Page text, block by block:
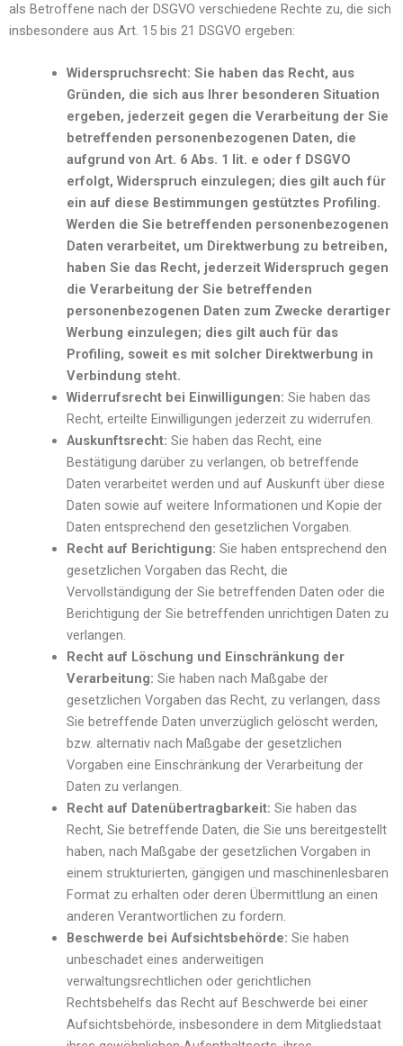
als Betroffene nach der DSGVO verschiedene Rechte zu, die sich
insbesondere aus Art. 15 bis 21 DSGVO ergeben:
Widerspruchsrecht: Sie haben das Recht, aus
Gründen, die sich aus Ihrer besonderen Situation
ergeben, jederzeit gegen die Verarbeitung der Sie
betreffenden personenbezogenen Daten, die
aufgrund von Art. 6 Abs. 1 lit. e oder f DSGVO
erfolgt, Widerspruch einzulegen; dies gilt auch für
ein auf diese Bestimmungen gestütztes Profiling.
Werden die Sie betreffenden personenbezogenen
Daten verarbeitet, um Direktwerbung zu betreiben,
haben Sie das Recht, jederzeit Widerspruch gegen
die Verarbeitung der Sie betreffenden
personenbezogenen Daten zum Zwecke derartiger
Werbung einzulegen; dies gilt auch für das
Profiling, soweit es mit solcher Direktwerbung in
Verbindung steht.
Widerrufsrecht bei Einwilligungen: Sie haben das
Recht, erteilte Einwilligungen jederzeit zu widerrufen.
Auskunftsrecht: Sie haben das Recht, eine
Bestätigung darüber zu verlangen, ob betreffende
Daten verarbeitet werden und auf Auskunft über diese
Daten sowie auf weitere Informationen und Kopie der
Daten entsprechend den gesetzlichen Vorgaben.
Recht auf Berichtigung: Sie haben entsprechend den
gesetzlichen Vorgaben das Recht, die
Vervollständigung der Sie betreffenden Daten oder die
Berichtigung der Sie betreffenden unrichtigen Daten zu
verlangen.
Recht auf Löschung und Einschränkung der
Verarbeitung: Sie haben nach Maßgabe der
gesetzlichen Vorgaben das Recht, zu verlangen, dass
Sie betreffende Daten unverzüglich gelöscht werden,
bzw. alternativ nach Maßgabe der gesetzlichen
Vorgaben eine Einschränkung der Verarbeitung der
Daten zu verlangen.
Recht auf Datenübertragbarkeit: Sie haben das
Recht, Sie betreffende Daten, die Sie uns bereitgestellt
haben, nach Maßgabe der gesetzlichen Vorgaben in
einem strukturierten, gängigen und maschinenlesbaren
Format zu erhalten oder deren Übermittlung an einen
anderen Verantwortlichen zu fordern.
Beschwerde bei Aufsichtsbehörde: Sie haben
unbeschadet eines anderweitigen
verwaltungsrechtlichen oder gerichtlichen
Rechtsbehelfs das Recht auf Beschwerde bei einer
Aufsichtsbehörde, insbesondere in dem Mitgliedstaat